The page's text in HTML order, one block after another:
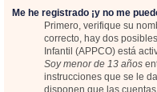
Me he registrado ¡y no me
Primero, verifique su
correcto, hay dos
Infantil (APPCO) está
Soy menor de 13 años
instrucciones que se le
disponen que las